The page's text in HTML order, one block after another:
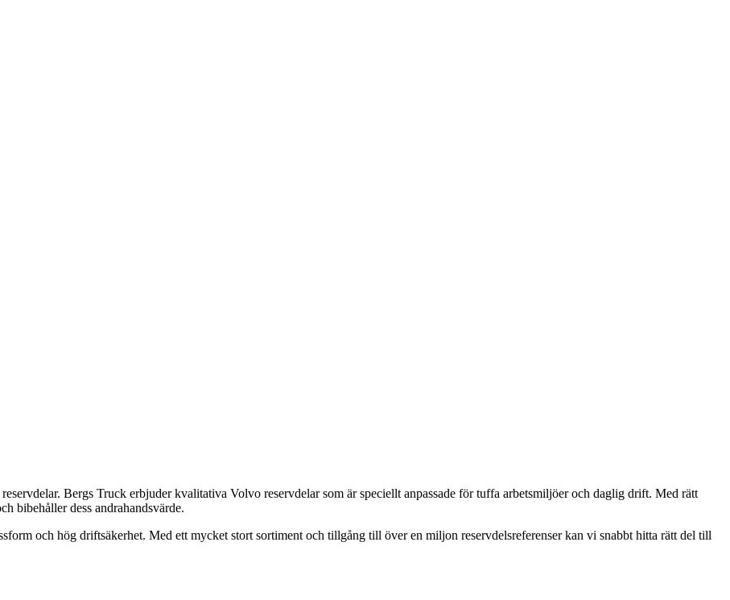
Bergs Truck erbjuder kvalitativa Volvo reservdelar som är speciellt anpassade för tuffa arbetsmiljöer och daglig drift. Med rätt
bibehåller dess andrahandsvärde.
och hög driftsäkerhet. Med ett mycket stort sortiment och tillgång till över en miljon reservdelsreferenser kan vi snabbt hitta rätt del till